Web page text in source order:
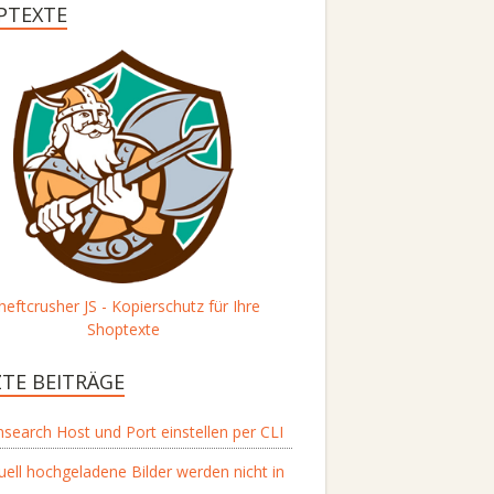
JS - Kopierschutz für Ihre
Shoptexte
BEITRÄGE
Host und Port einstellen per CLI
hochgeladene Bilder werden nicht in